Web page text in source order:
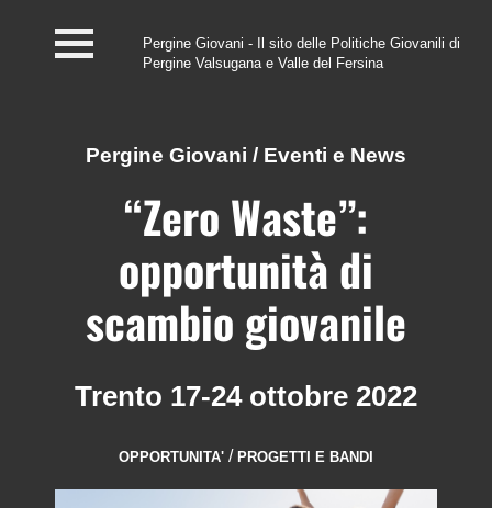
#InfoPoint
Centro #Kairos
PGZ Pergine e Valle
del Fersina
Eventi e News
Contatti
Pergine Giovani - Il sito delle Politiche Giovanili di
Pergine Valsugana e Valle del Fersina
Pergine Giovani / Eventi e News
“Zero Waste”:
opportunità di
scambio giovanile
Trento 17-24 ottobre 2022
OPPORTUNITA' / PROGETTI E BANDI